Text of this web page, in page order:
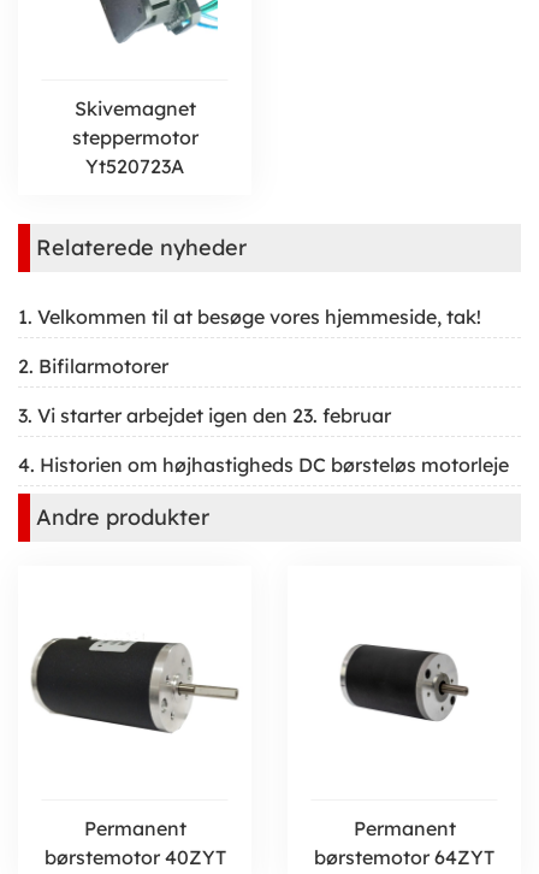
Skivemagnet
steppermotor
Yt520723A
Relaterede nyheder
1. Velkommen til at besøge vores hjemmeside, tak!
2. Bifilarmotorer
3. Vi starter arbejdet igen den 23. februar
4. Historien om højhastigheds DC børsteløs motorleje
Andre produkter
Permanent
børstemotor 40ZYT
Permanent
børstemotor 64ZYT